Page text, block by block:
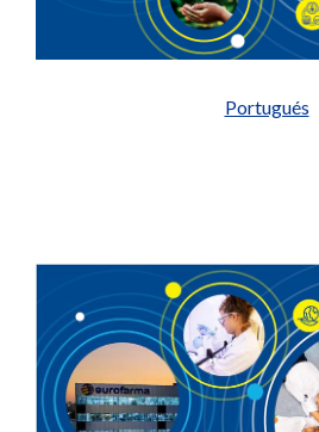
Portugués